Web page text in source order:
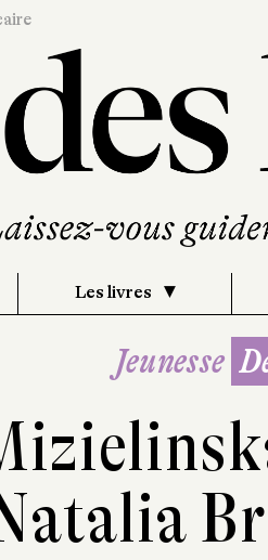
Les livres
Jeunesse